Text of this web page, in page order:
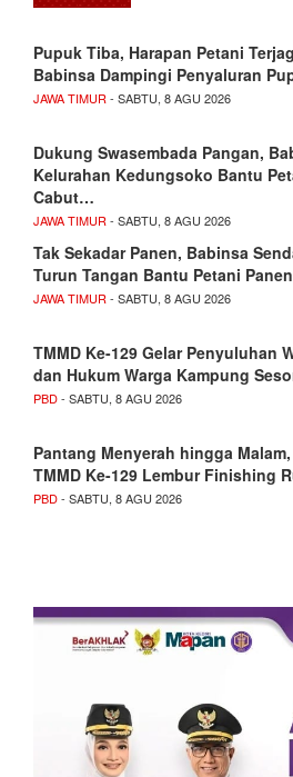
Pupuk Tiba, Harapan Petani
Babinsa Dampingi Penyaluran
JAWA TIMUR- SABTU, 8 AGU 2026
Dukung Swasembada Pangan,
Kelurahan Kedungsoko Bantu
Cabut…
JAWA TIMUR- SABTU, 8 AGU 2026
Tak Sekadar Panen, Babinsa
Turun Tangan Bantu Petani
JAWA TIMUR- SABTU, 8 AGU 2026
TMMD Ke-129 Gelar Penyuluhan
dan Hukum Warga Kampung
PBD- SABTU, 8 AGU 2026
Pantang Menyerah hingga
TMMD Ke-129 Lembur Finishing
PBD- SABTU, 8 AGU 2026